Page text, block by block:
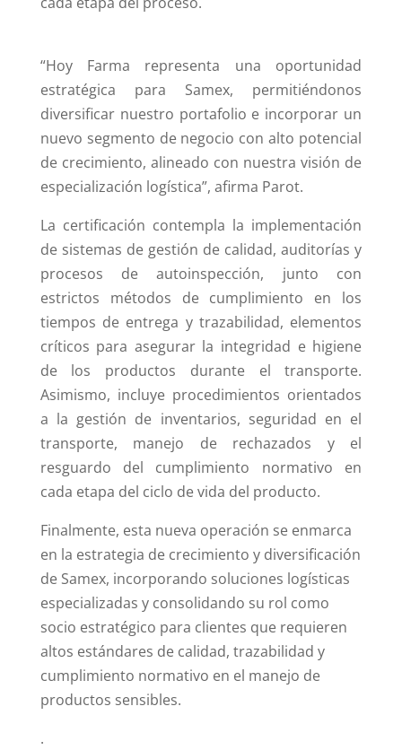
“Hoy Farma representa una oportunidad
estratégica para Samex, permitiéndonos
diversificar nuestro portafolio e incorporar un
nuevo segmento de negocio con alto potencial
de crecimiento, alineado con nuestra visión de
especialización logística”, afirma Parot.
La certificación contempla la implementación
de sistemas de gestión de calidad, auditorías y
procesos de autoinspección, junto con
estrictos métodos de cumplimiento en los
tiempos de entrega y trazabilidad, elementos
críticos para asegurar la integridad e higiene
de los productos durante el transporte.
Asimismo, incluye procedimientos orientados
a la gestión de inventarios, seguridad en el
transporte, manejo de rechazados y el
resguardo del cumplimiento normativo en
cada etapa del ciclo de vida del producto.
Finalmente, esta nueva operación se enmarca
en la estrategia de crecimiento y diversificación
de Samex, incorporando soluciones logísticas
especializadas y consolidando su rol como
socio estratégico para clientes que requieren
altos estándares de calidad, trazabilidad y
cumplimiento normativo en el manejo de
productos sensibles.
.